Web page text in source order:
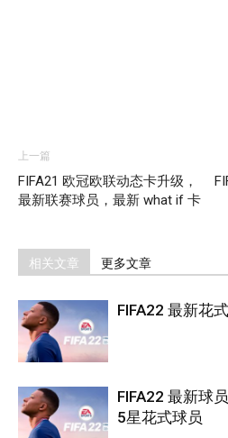
上一篇
FIFA21 欧冠欧联动态卡升级，
最新联赛球员，最新 what if 卡
相关文章 更多文章
FIFA22 最新花
FIFA22 最新球
5星花式球员